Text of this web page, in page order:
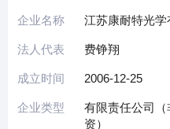
企业名称 江苏康耐特光学
法人代表 费铮翔
成立时间 2006-12-25
企业类型
有限责任公司
资）